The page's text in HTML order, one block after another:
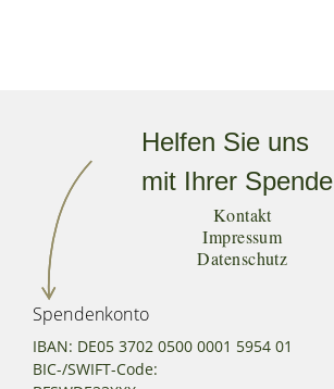
Helfen Sie uns
mit Ihrer Spende
Kontakt
Impressum
Datenschutz
Spendenkonto
IBAN: DE05 3702 0500 0001 5954 01
BIC-/SWIFT-Code: